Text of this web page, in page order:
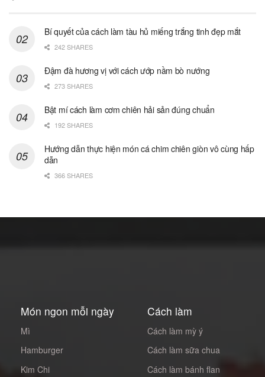
Bí quyết của cách làm tàu hủ miếng trắng tinh đẹp mắt
242 SHARES
Đậm đà hương vị với cách ướp nầm bò nướng
273 SHARES
Bật mí cách làm cơm chiên hải sản đúng chuẩn
192 SHARES
Hướng dẫn thực hiện món cá chim chiên giòn vô cùng hấp
dẫn
366 SHARES
Món ngon mỗi ngày
Mì
Hamburger
Kim Chi
Cách làm
Cách làm mỳ ý
Cách làm sữa chua
Cách làm bánh flan